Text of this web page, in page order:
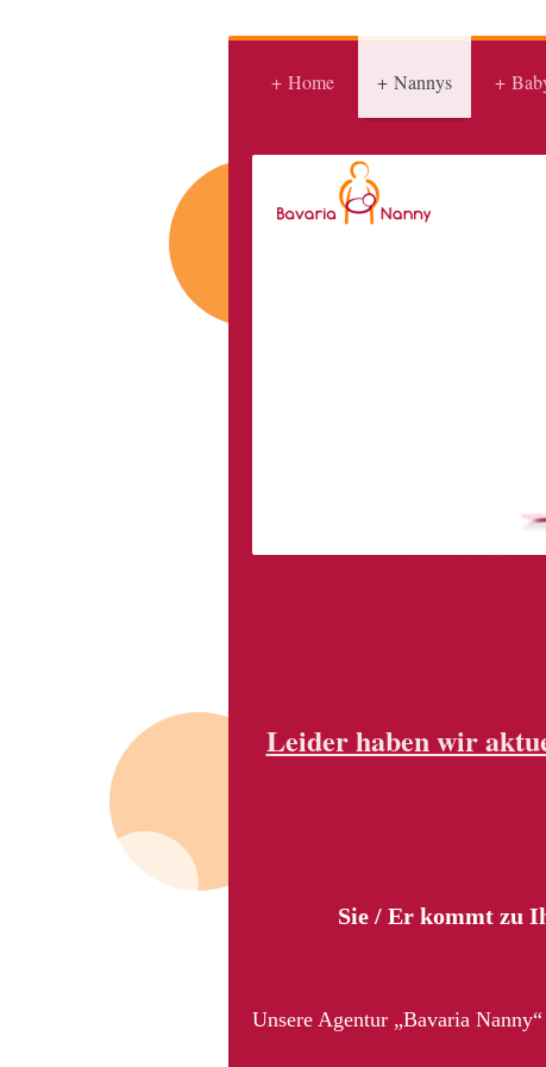
Home Nannys
Leider haben wir
Sie / Er kommt zu
Unsere Agentur „Bavaria